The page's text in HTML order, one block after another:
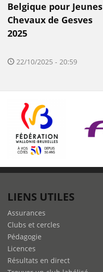
Belgique pour Jeunes
Chevaux de Gesves
2025
22/10/2025 - 20:59
LIENS UTILES
Assurances
Clubs et cercles
Pédagogie
Licences
Résultats en direct